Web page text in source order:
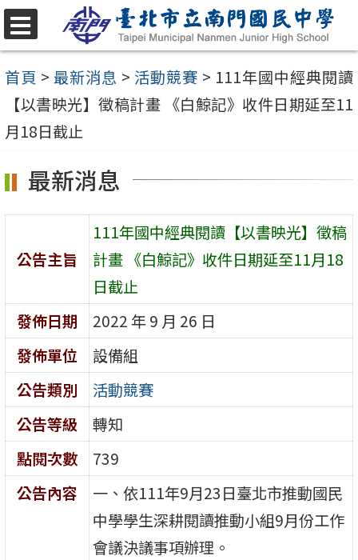
跳
至
主
內
區
選
單
首頁 > 最新消息 > 活動競賽 > 111年國中經典閱讀
【以書映光】徵稿計畫 《白鯨記》收件日期延至11
月18日截止
最新消息
公告主旨
111年國中經典閱讀【以書映光】徵稿
計畫 《白鯨記》收件日期延至11月18
日截止
發佈日期
2022 年 9 月 26 日
發佈單位
設備組
公告類別
活動競賽
公告等級
轉知
點閱次數
739
公告內容
一、依111年9月23日臺北市推動國民
中學學生深耕閱讀推動小組9月份工作
會議決議事項辦理。